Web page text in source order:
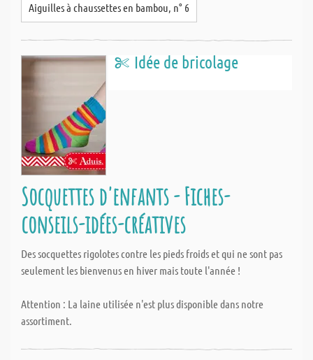
Aiguilles à chaussettes en bambou, n° 6
Idée de bricolage
Socquettes d'enfants - Fiches-
conseils-idées-créatives
Des socquettes rigolotes contre les pieds froids et qui ne sont pas
seulement les bienvenus en hiver mais toute l'année !
Attention : La laine utilisée n'est plus disponible dans notre
assortiment.